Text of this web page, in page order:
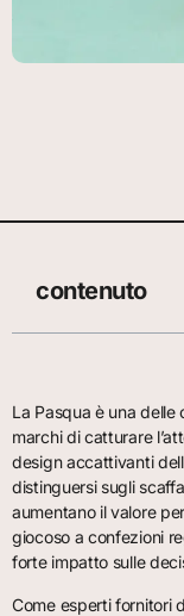
contenuto
La Pasqua è una
marchi di catturare
design accattivanti
distinguersi sugli
aumentano il valore
giocoso a confezioni
forte impatto sulle
Come esperti fornitori